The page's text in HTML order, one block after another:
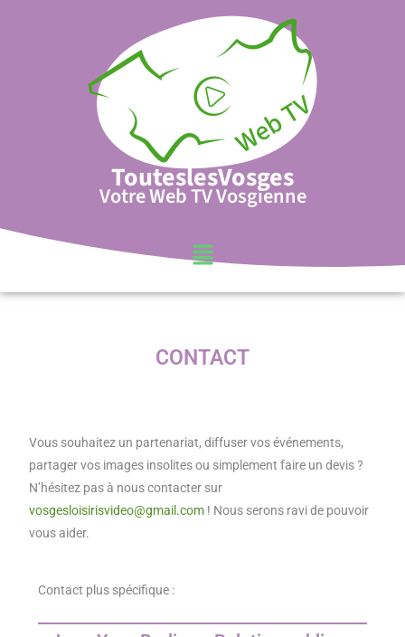
TouteslesVosges
Votre Web TV Vosgienne
CONTACT
Vous souhaitez un partenariat, diffuser vos événements,
partager vos images insolites ou simplement faire un devis ?
N’hésitez pas à nous contacter sur
vosgesloisirisvideo@gmail.com ! Nous serons ravi de pouvoir
vous aider.
Contact plus spécifique :